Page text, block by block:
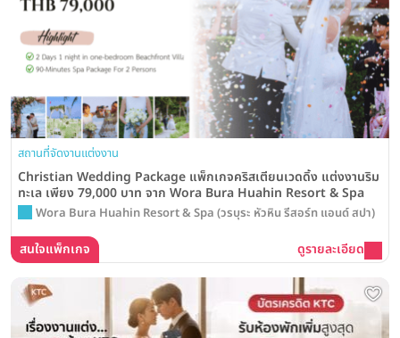
สถานที่จัดงานแต่งงาน
Christian Wedding Package แพ็กเกจคริสเตียนเวดดิ้ง แต่งงานริม
ทะเล เพียง 79,000 บาท จาก Wora Bura Huahin Resort & Spa
Wora Bura Huahin Resort & Spa (วรบุระ หัวหิน รีสอร์ท แอนด์ สปา)
สนใจแพ็กเกจ ดูรายละเอียด